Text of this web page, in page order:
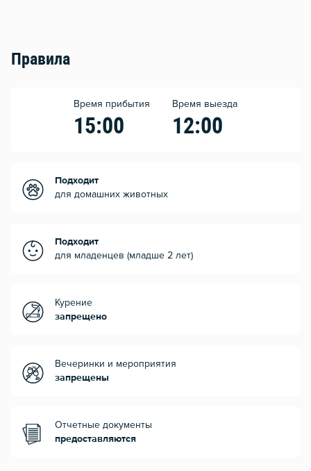
Правила
Время прибытия
15:00
Время выезда
12:00
Подходит
для домашних животных
Подходит
для младенцев (младше 2 лет)
Курение
запрещено
Вечеринки и мероприятия
запрещены
Отчетные документы
предоставляются